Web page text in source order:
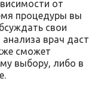
от
процедуры вы
свои
врач даст
сможет
выбору, либо в